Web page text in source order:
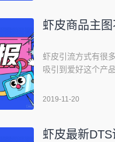
虾皮商品主图
虾皮引流方式有很
吸引到爱好这个产
回复：app下载获
2019-11-20
虾皮最新